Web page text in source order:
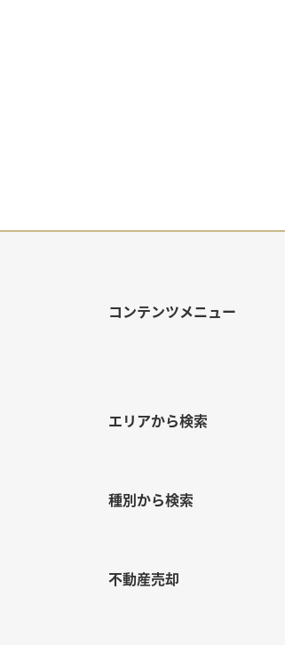
コンテンツメニュー
エリアから検索
種別から検索
不動産売却